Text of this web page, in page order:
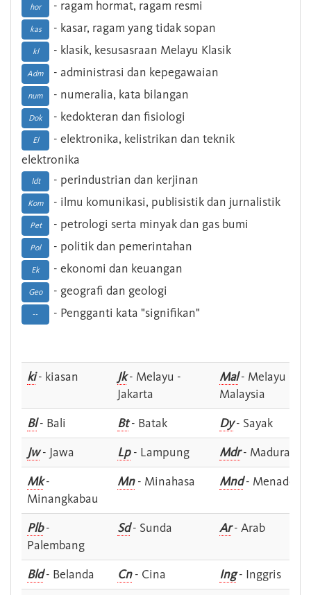
hor - ragam hormat, ragam resmi
kas - kasar, ragam yang tidak sopan
kl - klasik, kesusasraan Melayu Klasik
Adm - administrasi dan kepegawaian
num - numeralia, kata bilangan
Dok - kedokteran dan fisiologi
El
- elektronika, kelistrikan dan teknik
elektronika
Idt - perindustrian dan kerjinan
Kom - ilmu komunikasi, publisistik dan jurnalistik
Pet - petrologi serta minyak dan gas bumi
Pol - politik dan pemerintahan
Ek - ekonomi dan keuangan
Geo - geografi dan geologi
-- - Pengganti kata "signifikan"
ki- kiasan Jk- Melayu -
Jakarta
Mal- Melayu -
Malaysia
Bl- Bali Bt- Batak Dy- Sayak
Jw- Jawa Lp- Lampung Mdr- Madura
Mk-
Minangkabau
Mn- Minahasa Mnd- Menado
Plb-
Palembang
Sd- Sunda Ar- Arab
Bld- Belanda Cn- Cina Ing- Inggris